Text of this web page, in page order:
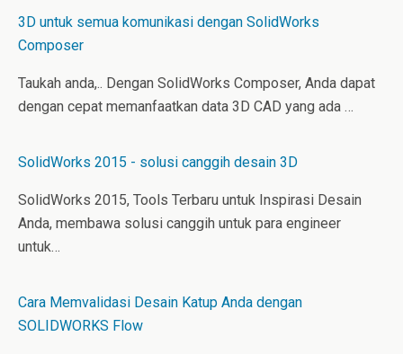
3D untuk semua komunikasi dengan SolidWorks
Composer
Taukah anda,.. Dengan SolidWorks Composer, Anda dapat
dengan cepat memanfaatkan data 3D CAD yang ada …
SolidWorks 2015 - solusi canggih desain 3D
SolidWorks 2015, Tools Terbaru untuk Inspirasi Desain
Anda, membawa solusi canggih untuk para engineer
untuk…
Cara Memvalidasi Desain Katup Anda dengan
SOLIDWORKS Flow